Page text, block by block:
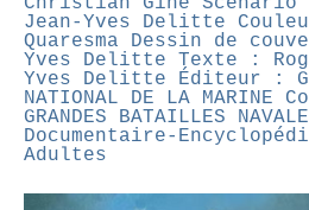
Jean-Yves Delitte
Quaresma Dessin de
Yves Delitte Texte :
Yves Delitte Éditeur :
NATIONAL DE LA MARINE
GRANDES BATAILLES
Documentaire-
Adultes